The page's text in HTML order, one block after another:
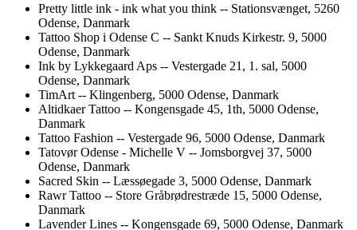
Pretty little ink - ink what you think -- Stationsvænget, 5260
Odense, Danmark
Tattoo Shop i Odense C -- Sankt Knuds Kirkestr. 9, 5000
Odense, Danmark
Ink by Lykkegaard Aps -- Vestergade 21, 1. sal, 5000
Odense, Danmark
TimArt -- Klingenberg, 5000 Odense, Danmark
Altidkaer Tattoo -- Kongensgade 45, 1th, 5000 Odense,
Danmark
Tattoo Fashion -- Vestergade 96, 5000 Odense, Danmark
Tatovør Odense - Michelle V -- Jomsborgvej 37, 5000
Odense, Danmark
Sacred Skin -- Læssøegade 3, 5000 Odense, Danmark
Rawr Tattoo -- Store Gråbrødrestræde 15, 5000 Odense,
Danmark
Lavender Lines -- Kongensgade 69, 5000 Odense, Danmark